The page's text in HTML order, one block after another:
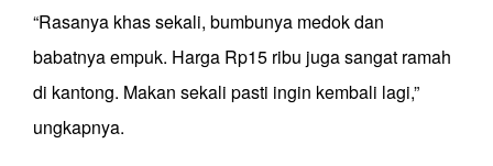
“Rasanya khas sekali, bumbunya medok dan
babatnya empuk. Harga Rp15 ribu juga sangat ramah
di kantong. Makan sekali pasti ingin kembali lagi,”
ungkapnya.